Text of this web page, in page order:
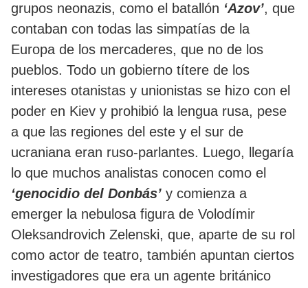
grupos neonazis, como el batallón ‘Azov’, que
contaban con todas las simpatías de la
Europa de los mercaderes, que no de los
pueblos. Todo un gobierno títere de los
intereses otanistas y unionistas se hizo con el
poder en Kiev y prohibió la lengua rusa, pese
a que las regiones del este y el sur de
ucraniana eran ruso-parlantes. Luego, llegaría
lo que muchos analistas conocen como el
‘genocidio del Donbás’ y comienza a
emerger la nebulosa figura de Volodímir
Oleksandrovich Zelenski, que, aparte de su rol
como actor de teatro, también apuntan ciertos
investigadores que era un agente británico